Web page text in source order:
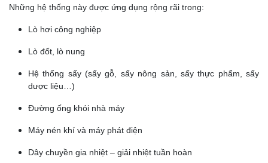
Những hệ thống này được ứng dụng rộng rãi trong:
Lò hơi công nghiệp
Lò đốt, lò nung
Hệ thống sấy (sấy gỗ, sấy nông sản, sấy thực phẩm, sấy
dược liệu…)
Đường ống khói nhà máy
Máy nén khí và máy phát điện
Dây chuyền gia nhiệt – giải nhiệt tuần hoàn